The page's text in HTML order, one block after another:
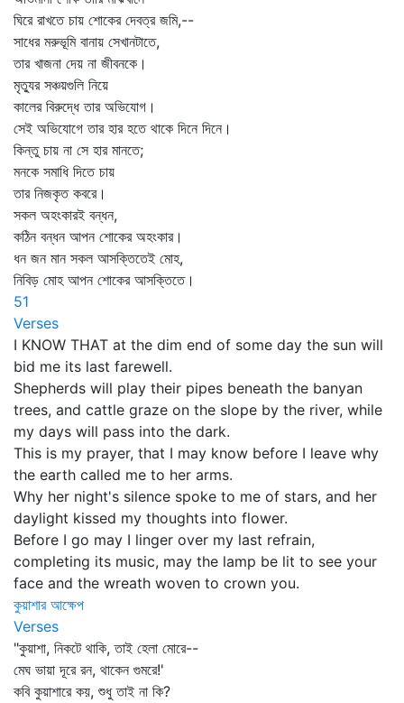
ঘিরে রাখতে চায় শোকের দেবত্র জমি,--
সাধের মরুভূমি বানায় সেখানটাতে,
তার খাজনা দেয় না জীবনকে।
মৃত্যুর সঞ্চয়গুলি নিয়ে
কালের বিরুদ্ধে তার অভিযোগ।
সেই অভিযোগে তার হার হতে থাকে দিনে দিনে।
কিন্তু চায় না সে হার মানতে;
মনকে সমাধি দিতে চায়
তার নিজকৃত কবরে।
সকল অহংকারই বন্ধন,
কঠিন বন্ধন আপন শোকের অহংকার।
ধন জন মান সকল আসক্তিতেই মোহ,
নিবিড় মোহ আপন শোকের আসক্তিতে।
51
Verses
I KNOW THAT at the dim end of some day the sun will
bid me its last farewell.
Shepherds will play their pipes beneath the banyan
trees, and cattle graze on the slope by the river, while
my days will pass into the dark.
This is my prayer, that I may know before I leave why
the earth called me to her arms.
Why her night's silence spoke to me of stars, and her
daylight kissed my thoughts into flower.
Before I go may I linger over my last refrain,
completing its music, may the lamp be lit to see your
face and the wreath woven to crown you.
কুয়াশার আক্ষেপ
Verses
"কুয়াশা, নিকটে থাকি, তাই হেলা মোরে--
মেঘ ভায়া দূরে রন, থাকেন গুমরে!'
কবি কুয়াশারে কয়, শুধু তাই না কি?